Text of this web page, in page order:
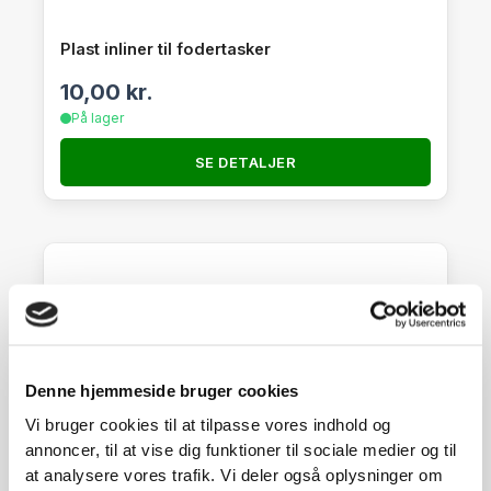
Denne hjemmeside bruger cookies
Vi bruger cookies til at tilpasse vores indhold og
annoncer, til at vise dig funktioner til sociale medier og til
at analysere vores trafik. Vi deler også oplysninger om
Plast inliner til fodertasker
10,00 kr.
På lager
SE DETALJER